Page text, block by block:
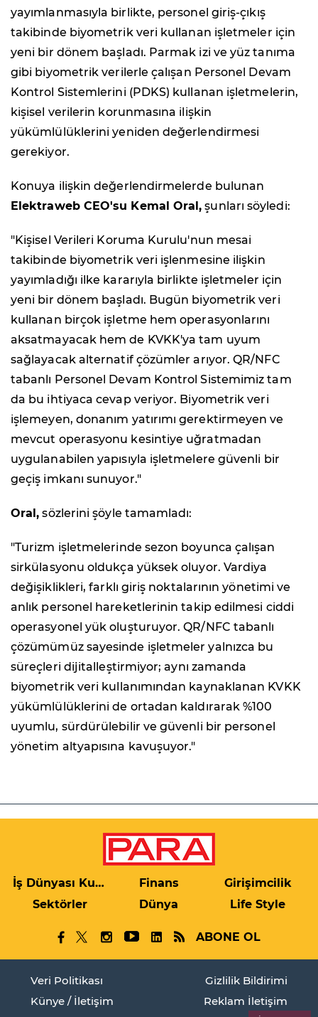
yayımlanmasıyla birlikte, personel giriş-çıkış
takibinde biyometrik veri kullanan işletmeler için
yeni bir dönem başladı. Parmak izi ve yüz tanıma
gibi biyometrik verilerle çalışan Personel Devam
Kontrol Sistemlerini (PDKS) kullanan işletmelerin,
kişisel verilerin korunmasına ilişkin
yükümlülüklerini yeniden değerlendirmesi
gerekiyor.
Konuya ilişkin değerlendirmelerde bulunan
Elektraweb CEO'su Kemal Oral, şunları söyledi:
"Kişisel Verileri Koruma Kurulu'nun mesai
takibinde biyometrik veri işlenmesine ilişkin
yayımladığı ilke kararıyla birlikte işletmeler için
yeni bir dönem başladı. Bugün biyometrik veri
kullanan birçok işletme hem operasyonlarını
aksatmayacak hem de KVKK'ya tam uyum
sağlayacak alternatif çözümler arıyor. QR/NFC
tabanlı Personel Devam Kontrol Sistemimiz tam
da bu ihtiyaca cevap veriyor. Biyometrik veri
işlemeyen, donanım yatırımı gerektirmeyen ve
mevcut operasyonu kesintiye uğratmadan
uygulanabilen yapısıyla işletmelere güvenli bir
geçiş imkanı sunuyor."
Oral, sözlerini şöyle tamamladı:
"Turizm işletmelerinde sezon boyunca çalışan
sirkülasyonu oldukça yüksek oluyor. Vardiya
değişiklikleri, farklı giriş noktalarının yönetimi ve
anlık personel hareketlerinin takip edilmesi ciddi
operasyonel yük oluşturuyor. QR/NFC tabanlı
çözümümüz sayesinde işletmeler yalnızca bu
süreçleri dijitalleştirmiyor; aynı zamanda
biyometrik veri kullanımından kaynaklanan KVKK
yükümlülüklerini de ortadan kaldırarak %100
uyumlu, sürdürülebilir ve güvenli bir personel
yönetim altyapısına kavuşuyor."
İş Dünyası Kulis Finans
Girişimcilik
Sektörler
Dünya Life Style
ABONE OL
Veri Politikası
Gizlilik Bildirimi
Künye / İletişim
Reklam İletişim